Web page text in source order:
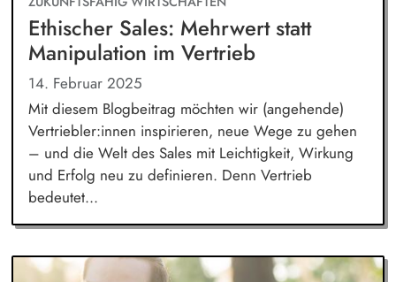
Ethischer Sales: Mehrwert statt
Manipulation im Vertrieb
14. Februar 2025
Mit diesem Blogbeitrag möchten wir (angehende)
Vertriebler:innen inspirieren, neue Wege zu gehen
– und die Welt des Sales mit Leichtigkeit, Wirkung
und Erfolg neu zu definieren. Denn Vertrieb
bedeutet...